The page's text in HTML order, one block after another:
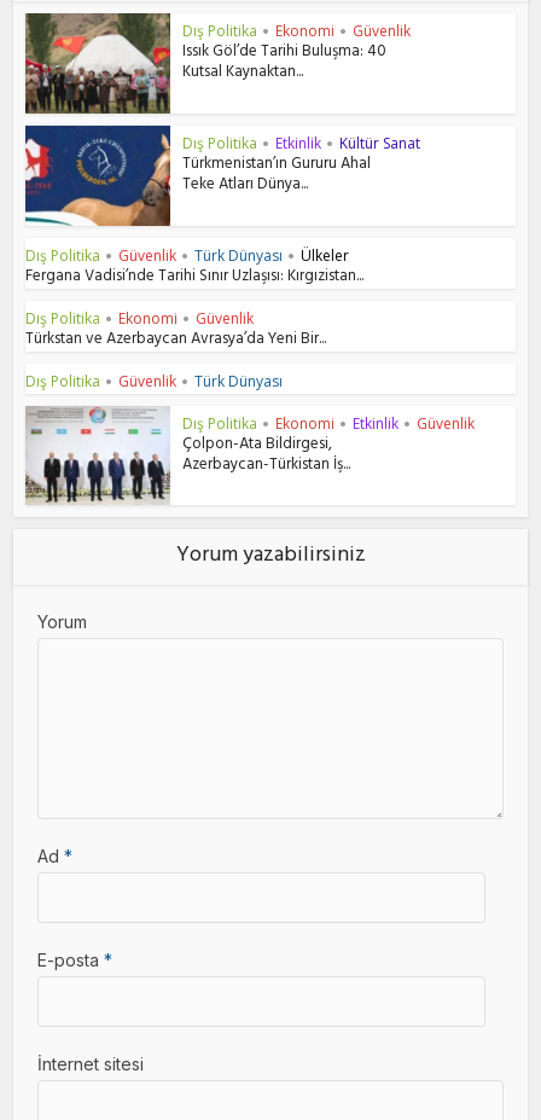
Dış Politika • Ekonomi • Güvenlik
Issık Göl’de Tarihi Buluşma: 40
Kutsal Kaynaktan...
Dış Politika • Etkinlik • Kültür Sanat
Türkmenistan’ın Gururu Ahal
Teke Atları Dünya...
Dış Politika • Güvenlik • Türk Dünyası • Ülkeler
Fergana Vadisi’nde Tarihi Sınır Uzlaşısı: Kırgızistan...
Dış Politika • Ekonomi • Güvenlik
Türkstan ve Azerbaycan Avrasya’da Yeni Bir...
Dış Politika • Güvenlik • Türk Dünyası
Dış Politika • Ekonomi • Etkinlik • Güvenlik
Çolpon-Ata Bildirgesi,
Azerbaycan-Türkistan İş...
Yorum yazabilirsiniz
Yorum
Ad*
E-posta*
İnternet sitesi